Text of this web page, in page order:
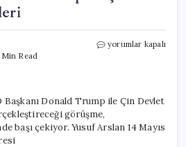
Min Read
Küresel
Zirvesinin
için
yorumlar kapalı
Başkanı Donald Trump ile Çin Devlet
görüşme,
başı çekiyor. Yusuf Arslan 14 Mayıs